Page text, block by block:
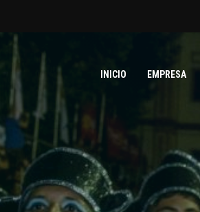
INICIO EMPRESA